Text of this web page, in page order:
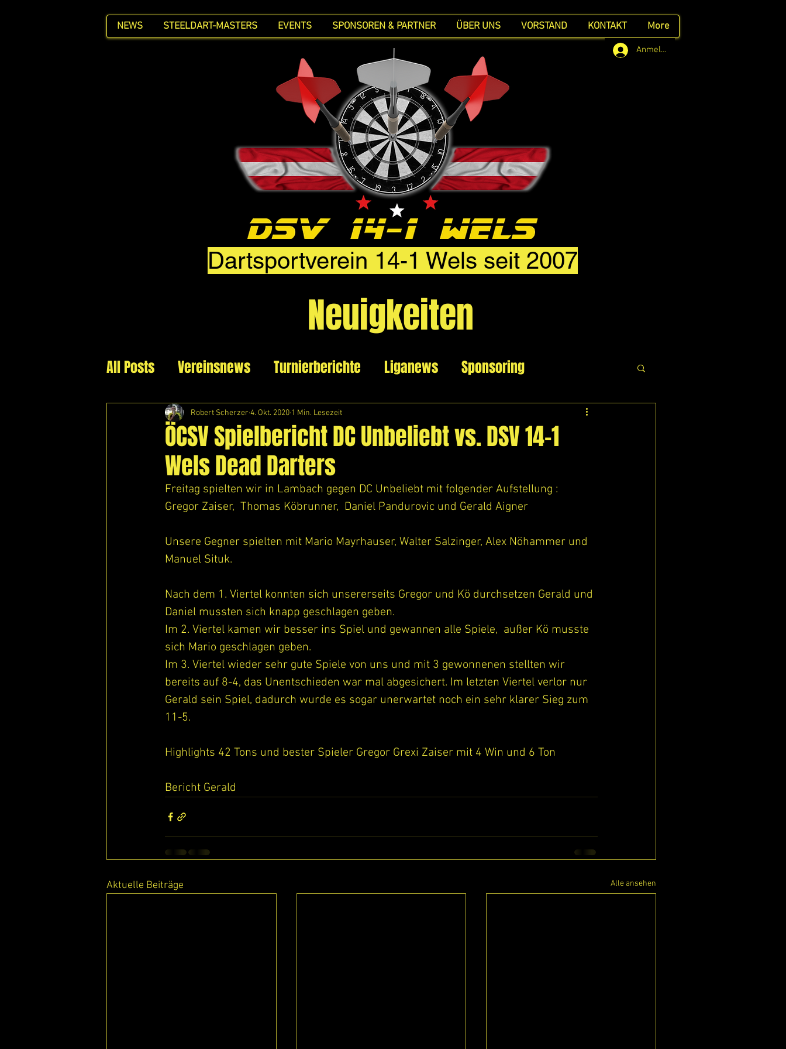
NEWS STEELDART-MASTERS EVENTS SPONSOREN & PARTNER ÜBER UNS VORSTAND KONTAKT More
Anmelden
Dartsportverein 14-1 Wels seit 2007
Neuigkeiten
All Posts Vereinsnews Turnierberichte Liganews Sponsoring
ÖCSV Spielbericht DC Unbeliebt vs. DSV 14-1
Wels Dead Darters
Robert Scherzer 4. Okt. 2020 1 Min. Lesezeit
Freitag spielten wir in Lambach gegen DC Unbeliebt mit folgender Aufstellung :
Gregor Zaiser,  Thomas Köbrunner,  Daniel Pandurovic und Gerald Aigner
Unsere Gegner spielten mit Mario Mayrhauser, Walter Salzinger, Alex Nöhammer und
Manuel Situk.
Nach dem 1. Viertel konnten sich unsererseits Gregor und Kö durchsetzen Gerald und
Daniel mussten sich knapp geschlagen geben.
Im 2. Viertel kamen wir besser ins Spiel und gewannen alle Spiele,  außer Kö musste
sich Mario geschlagen geben.
Im 3. Viertel wieder sehr gute Spiele von uns und mit 3 gewonnenen stellten wir
bereits auf 8-4, das Unentschieden war mal abgesichert. Im letzten Viertel verlor nur
Gerald sein Spiel, dadurch wurde es sogar unerwartet noch ein sehr klarer Sieg zum
11-5.
Highlights 42 Tons und bester Spieler Gregor Grexi Zaiser mit 4 Win und 6 Ton
Bericht Gerald
Aktuelle Beiträge Alle ansehen